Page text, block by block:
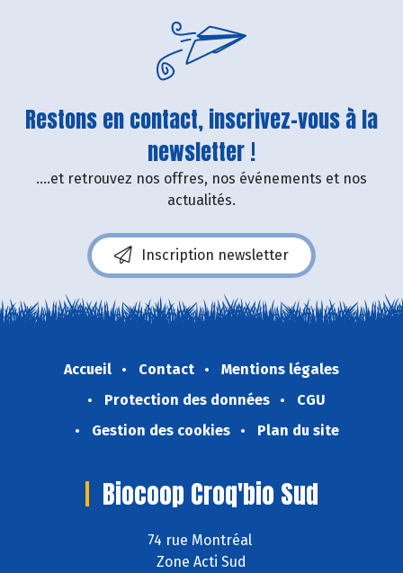
Restons en contact, inscrivez-vous à la
newsletter !
....et retrouvez nos offres, nos événements et nos
actualités.
Inscription newsletter
Accueil Contact
Mentions légales
Protection des données
CGU
Gestion des cookies
Plan du site
Biocoop Croq'bio Sud
74 rue Montréal
Zone Acti Sud